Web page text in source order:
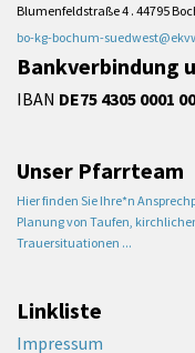
Blumenfeldstraße 4 . 44795
bo-kg-bochum-
Bankverbindung
IBAN DE75 4305 0001
Unser Pfarrteam
Hier finden Sie Ihre*n
Planung von Taufen,
Trauersituationen ...
Linkliste
Impressum